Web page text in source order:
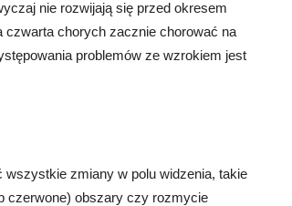
nie rozwijają się przed okresem
czwarta chorych zacznie chorować na
problemów ze wzrokiem jest
wszystkie zmiany w polu widzenia, takie
czerwone) obszary czy rozmycie